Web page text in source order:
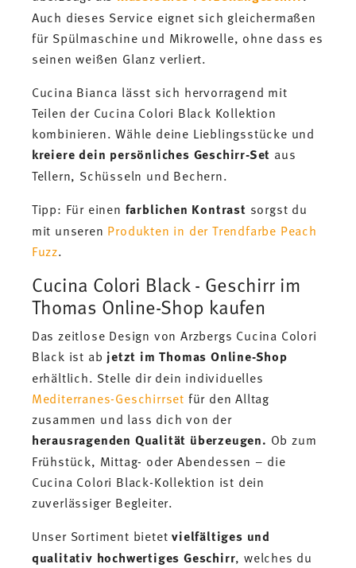
Auch dieses Service eignet sich gleichermaßen
für Spülmaschine und Mikrowelle, ohne dass es
seinen weißen Glanz verliert.
Cucina Bianca lässt sich hervorragend mit
Teilen der Cucina Colori Black Kollektion
kombinieren. Wähle deine Lieblingsstücke und
kreiere dein persönliches Geschirr-Set aus
Tellern, Schüsseln und Bechern.
Tipp: Für einen farblichen Kontrast sorgst du
mit unseren Produkten in der Trendfarbe Peach
Fuzz.
Cucina Colori Black - Geschirr im
Thomas Online-Shop kaufen
Das zeitlose Design von Arzbergs Cucina Colori
Black ist ab jetzt im Thomas Online-Shop
erhältlich. Stelle dir dein individuelles
Mediterranes-Geschirrset für den Alltag
zusammen und lass dich von der
herausragenden Qualität überzeugen. Ob zum
Frühstück, Mittag- oder Abendessen – die
Cucina Colori Black-Kollektion ist dein
zuverlässiger Begleiter.
Unser Sortiment bietetvielfältiges und
qualitativ hochwertiges Geschirr, welches du